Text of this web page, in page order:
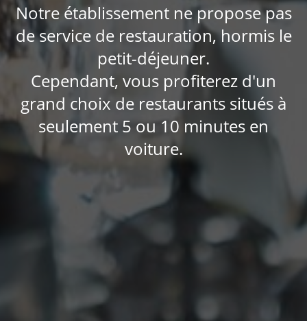
Notre établissement ne propose pas
de service de restauration, hormis le
petit-déjeuner.
Cependant, vous profiterez d'un
grand choix de restaurants situés à
seulement 5 ou 10 minutes en
voiture.